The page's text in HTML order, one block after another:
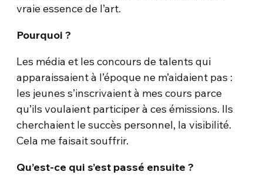
vraie essence de l’art.
Pourquoi ?
Les média et les concours de talents qui
apparaissaient à l’époque ne m’aidaient pas :
les jeunes s’inscrivaient à mes cours parce
qu’ils voulaient participer à ces émissions. Ils
cherchaient le succès personnel, la visibilité.
Cela me faisait souffrir.
Qu’est-ce qui s’est passé ensuite ?